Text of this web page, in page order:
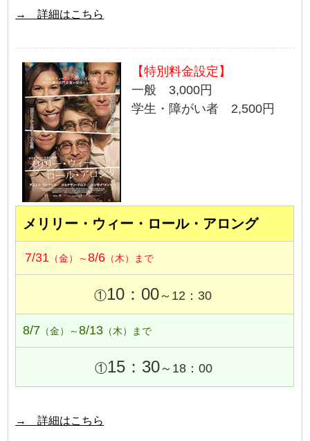
→ 詳細はこちら
【特別料金設定】
一般 3,000円
学生・障がい者 2,500円
メリリー・ウィー・ロール・アロング
7/31 （金）～8/6 （木）まで
①10：00～12：30
8/7 （金）～8/13 （木）まで
①15：30～18：00
→ 詳細はこちら